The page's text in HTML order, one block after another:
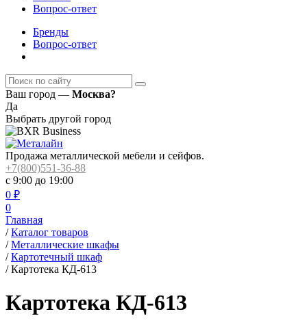
Вопрос-ответ
Бренды
Вопрос-ответ
Ваш город — Москва?
Да
Выбрать другой город
Продажа металлической мебели и сейфов.
+7(800)551-36-88
с 9:00 до 19:00
0 ₽
0
Главная
/ Каталог товаров
/ Металлические шкафы
/ Картотечный шкаф
/ Картотека КД-613
Картотека КД-613